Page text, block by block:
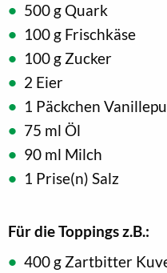
500 g Quark
100 g Frischkäse
100 g Zucker
2 Eier
1 Päckchen
75 ml Öl
90 ml Milch
1 Prise(n) Salz
Für die Toppings z.B.:
400 g Zartbitter